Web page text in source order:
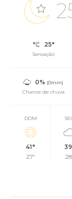
25°
Sensação
0% (0mm)
Chance de chuva
DOM
41°
27°